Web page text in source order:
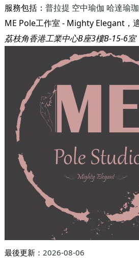
服務包括： 普拉提 空中瑜伽 哈達瑜珈
荔枝角香港工業中心B座3樓B-15-6室
最後更新： 2026-08-06